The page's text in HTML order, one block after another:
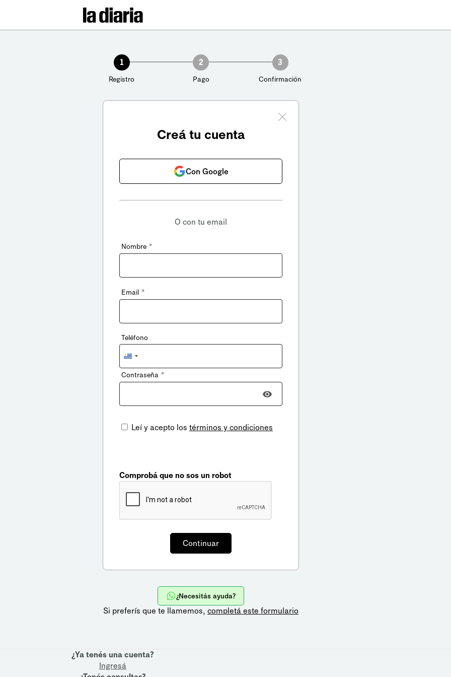
1
Registro
2
Pago
3
Confirmación
Creá tu cuenta
Con Google
O con tu email
Nombre *
Email *
Teléfono
Uruguay
+598
Contraseña *
Leí y acepto los términos y condiciones
Comprobá que no sos un robot
¿Necesitás ayuda?
Si preferís que te llamemos, completá este formulario
¿Ya tenés una cuenta?
Ingresá